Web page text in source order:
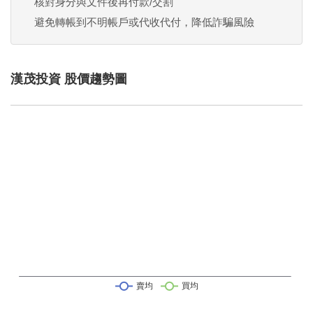
避免轉帳到不明帳戶或代收代付，降低詐騙風險
漢茂投資 股價趨勢圖